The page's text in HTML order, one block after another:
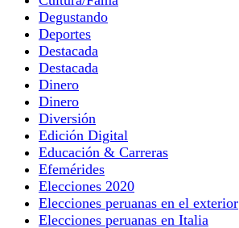
Degustando
Deportes
Destacada
Destacada
Dinero
Dinero
Diversión
Edición Digital
Educación & Carreras
Efemérides
Elecciones 2020
Elecciones peruanas en el exterior
Elecciones peruanas en Italia